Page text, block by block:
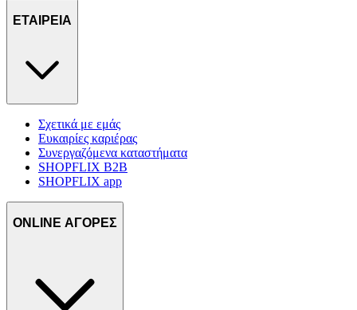
δικτύωσης, διαφημίσεων και ανάλυσης.
ΕΤΑΙΡΕΙΑ
Σχετικά με εμάς
Ευκαιρίες καριέρας
Συνεργαζόμενα καταστήματα
SHOPFLIX B2B
SHOPFLIX app
ONLINE ΑΓΟΡΕΣ